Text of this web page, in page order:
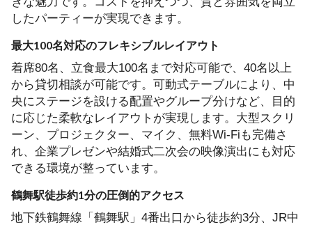
したパーティーが実現できます。
最大100名対応のフレキシブルレイアウト
着席80名、立食最大100名まで対応可能で、40名以上
から貸切相談が可能です。可動式テーブルにより、中
央にステージを設ける配置やグループ分けなど、目的
に応じた柔軟なレイアウトが実現します。大型スクリ
ーン、プロジェクター、マイク、無料Wi-Fiも完備さ
れ、企業プレゼンや結婚式二次会の映像演出にも対応
できる環境が整っています。
鶴舞駅徒歩約1分の圧倒的アクセス
地下鉄鶴舞線「鶴舞駅」4番出口から徒歩約3分、JR中